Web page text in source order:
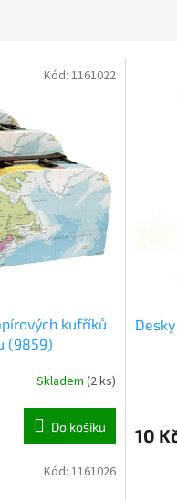
kufříků
(9859)
Skladem (2 ks)
Do košíku
Kód: 1161022
10
Kód: 1161026